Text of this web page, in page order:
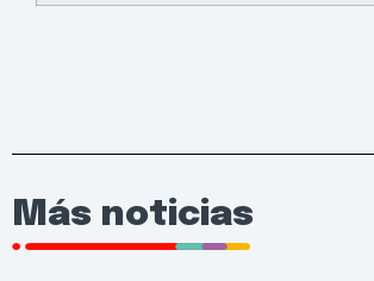
Más noticias